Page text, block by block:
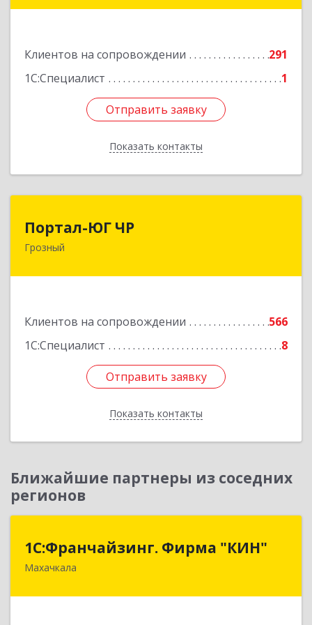
Клиентов на сопровождении
291
1С:Специалист
1
Отправить заявку
Показать контакты
Подробнее
Отправить заявку
Назад
Портал-ЮГ ЧР
Грозный
Клиентов на сопровождении
566
1С:Специалист
8
Отправить заявку
Показать контакты
364906, Чеченская Респ, Грозный г, Путина пр-
Отправить заявку
Назад
Ближайшие партнеры из соседних
регионов
1С:Франчайзинг. Фирма "КИН"
Махачкала
1С:Франчайзинг. Фирма "КИН"
367030, Дагестан Респ, Махачкала г, И.Казака